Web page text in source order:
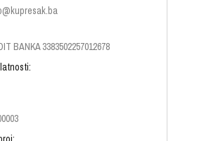
BANKA 3383502257012678